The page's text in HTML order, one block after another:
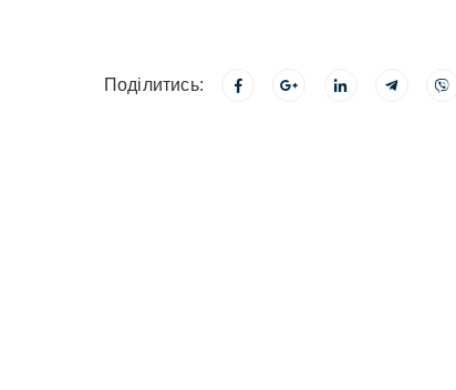
Поділитись: